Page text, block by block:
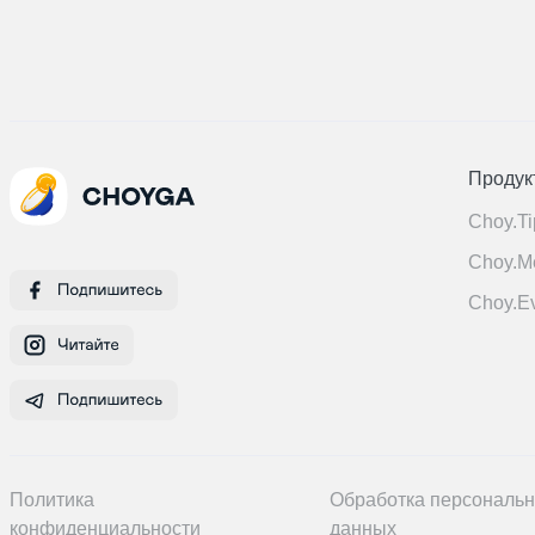
Обработка
данных
Политика
конфиденциальности